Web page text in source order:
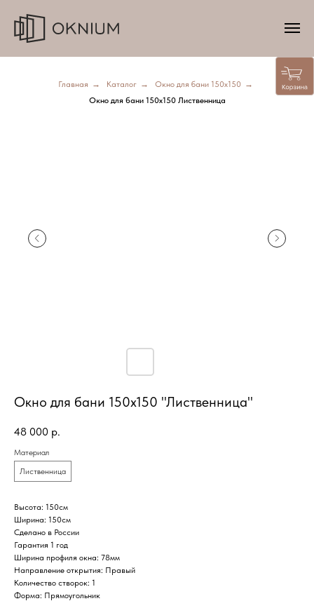
Главная → Каталог → Окно для бани 150х150 →
Окно для бани 150х150 Лиственница
Окно для бани 150х150 "Лиственница"
48 000 р.
Материал
Лиственница
Высота: 150см
Ширина: 150см
Сделано в России
Гарантия 1 год
Ширина профиля окна: 78мм
Направление открытия: Правый
Количество створок: 1
Форма: Прямоугольник